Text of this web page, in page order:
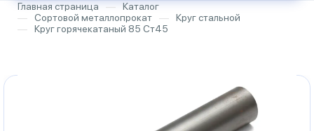
Главная страница —
Каталог
—
Сортовой металлопрокат —
Круг стальной
—
Круг горячекатаный 85 Ст45